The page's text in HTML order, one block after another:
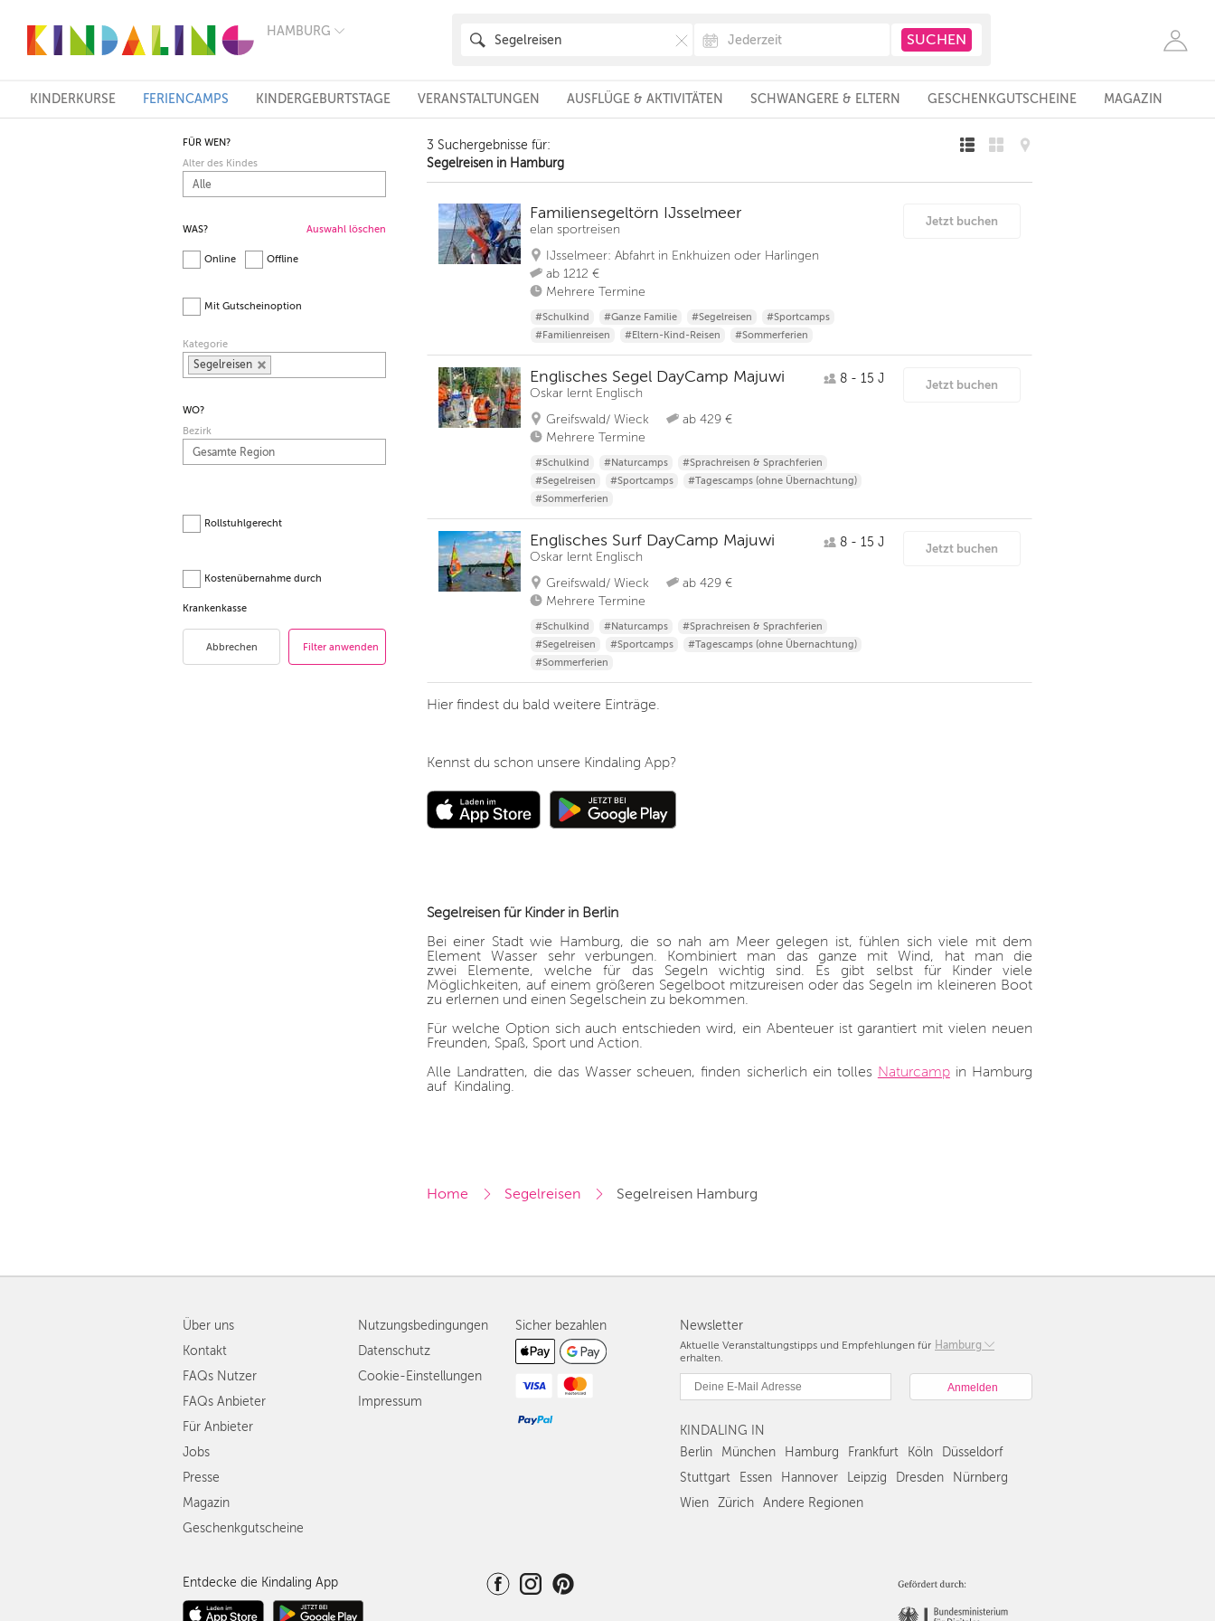
HAMBURG
BERLIN
FRANKFURT
KÖLN
ESSEN
DRESDEN
WIEN
REGIONEN
KINDERKURSE FERIENCAMPS KINDERGEBURTSTAGE VERANSTALTUNGEN AUSFLÜGE & AKTIVITÄTEN SCHWANGERE & ELTERN GESCHENKGUTSCHEINE MAGAZIN
FÜR WEN?
Alter des Kindes
WAS? Auswahl löschen
Online Offline
Mit Gutscheinoption
Kategorie
Segelreisen
WO?
Bezirk
Rollstuhlgerecht
Kostenübernahme durch
Krankenkasse
Abbrechen
3 Suchergebnisse für:
Segelreisen in Hamburg
Familiensegeltörn IJsselmeer
elan sportreisen
IJsselmeer: Abfahrt in Enkhuizen oder Harlingen
ab 1212 €
Mehrere Termine
#Schulkind #Ganze Familie #Segelreisen
#Sportcamps
#Familienreisen
#Eltern-Kind-Reisen #Sommerferien
Jetzt buchen
Englisches Segel DayCamp Majuwi
Oskar lernt Englisch
Greifswald/ Wieck
ab 429 €
Mehrere Termine
8 - 15 J
#Schulkind #Naturcamps
#Sprachreisen & Sprachferien
#Segelreisen
#Sportcamps
#Tagescamps (ohne Übernachtung)
#Sommerferien
Jetzt buchen
Englisches Surf DayCamp Majuwi
Oskar lernt Englisch
Greifswald/ Wieck
ab 429 €
Mehrere Termine
8 - 15 J
#Schulkind #Naturcamps
#Sprachreisen & Sprachferien
#Segelreisen
#Sportcamps
#Tagescamps (ohne Übernachtung)
#Sommerferien
Jetzt buchen
Hier findest du bald weitere Einträge.
Kennst du schon unsere Kindaling App?
Segelreisen für Kinder in Berlin
Bei einer Stadt wie Hamburg, die so nah am Meer gelegen ist, fühlen sich viele mit dem
Element Wasser sehr verbungen. Kombiniert man das ganze mit Wind, hat man die
zwei Elemente, welche für das Segeln wichtig sind. Es gibt selbst für Kinder viele
Möglichkeiten, auf einem größeren Segelboot mitzureisen oder das Segeln im kleineren Boot
zu erlernen und einen Segelschein zu bekommen.
Für welche Option sich auch entschieden wird, ein Abenteuer ist garantiert mit vielen neuen
Freunden, Spaß, Sport und Action.
Alle Landratten, die das Wasser scheuen, finden sicherlich ein tolles Naturcampin Hamburg
auf Kindaling.
Home Segelreisen Segelreisen Hamburg
Newsletter
Aktuelle Veranstaltungstipps und Empfehlungen für Hamburg
Berlin
Hamburg
Düsseldorf
Stuttgart
Nürnberg
Wien
erhalten.
KINDALING IN
Berlin
München Hamburg Frankfurt Köln
Düsseldorf
Stuttgart
Essen Hannover Leipzig Dresden
Nürnberg
Wien
Zürich Andere Regionen
Über uns
Kontakt
FAQs Nutzer
FAQs Anbieter
Für Anbieter
Jobs
Presse
Magazin
Geschenkgutscheine
Nutzungsbedingungen
Datenschutz
Cookie-Einstellungen
Impressum
Sicher bezahlen
Entdecke die Kindaling App